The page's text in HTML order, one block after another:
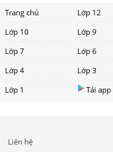
Trang chủ Lớp 12
Lớp 10
Lớp 9
Lớp 7
Lớp 6
Lớp 4
Lớp 3
Lớp 1
Tải app
Liên hệ